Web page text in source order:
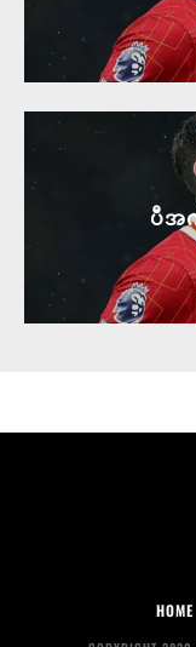
ပီအ
HOME